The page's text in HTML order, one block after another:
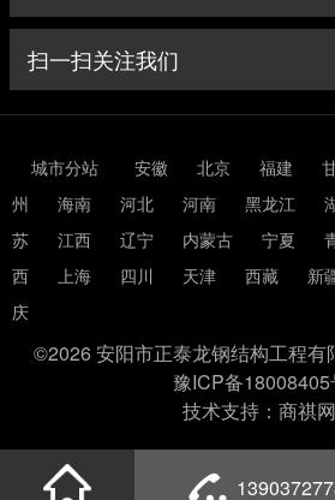
扫一扫关注我们
城市分站 安徽 北京 福建
州
海南 河北 河南 黑龙江
苏
江西 辽宁 内蒙古 宁夏
西
上海 四川 天津 西藏 新
庆
©2026 安阳市正泰龙钢结构工程有
豫ICP备18008405
技术支持：商祺